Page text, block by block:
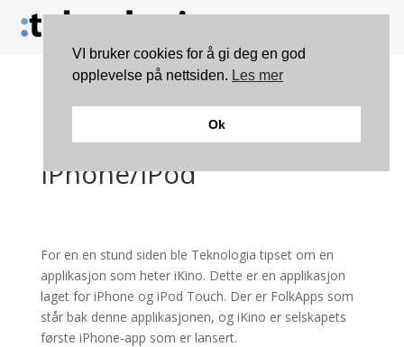
iKino – oversikt over
kinovisninger for
iPhone/iPod
For en en stund siden ble Teknologia tipset om en
applikasjon som heter iKino. Dette er en applikasjon
laget for iPhone og iPod Touch. Der er FolkApps som
står bak denne applikasjonen, og iKino er selskapets
første iPhone-app som er lansert.
VI bruker cookies for å gi deg en god
opplevelse på nettsiden. Les mer
Ok